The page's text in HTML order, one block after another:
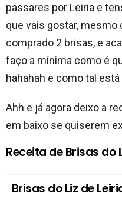
passares por Leiria e
que vais gostar, mesmo
comprado 2 brisas, e
faço a mínima como é
hahahah e como tal
Ahh e já agora deixo a
em baixo se quiserem
Receita de Brisas do
Brisas do Liz de